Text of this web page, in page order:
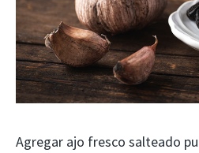
Agregar ajo fresco salteado